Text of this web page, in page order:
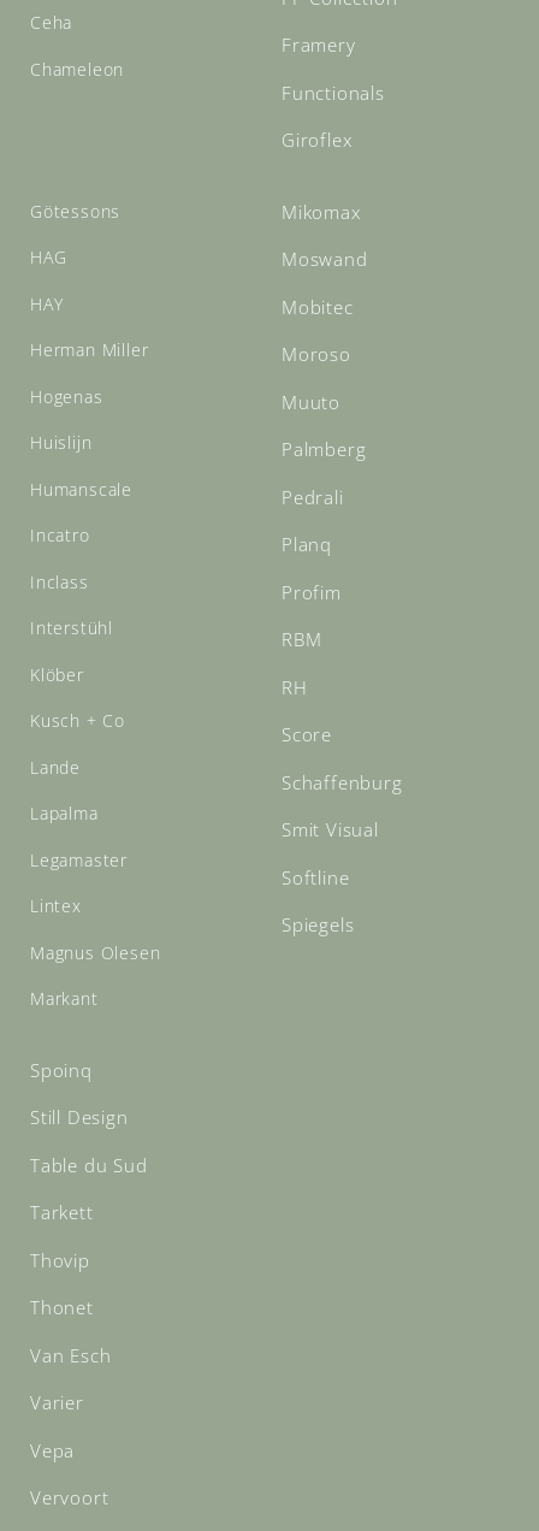
Ceha
Chameleon
Framery
Functionals
Giroflex
Götessons
HAG
HAY
Herman Miller
Hogenas
Huislijn
Humanscale
Incatro
Inclass
Interstühl
Klöber
Kusch + Co
Lande
Lapalma
Legamaster
Lintex
Magnus Olesen
Markant
Mikomax
Moswand
Mobitec
Moroso
Muuto
Palmberg
Pedrali
Planq
Profim
RBM
RH
Score
Schaffenburg
Smit Visual
Softline
Spiegels
Spoinq
Still Design
Table du Sud
Tarkett
Thovip
Thonet
Van Esch
Varier
Vepa
Vervoort